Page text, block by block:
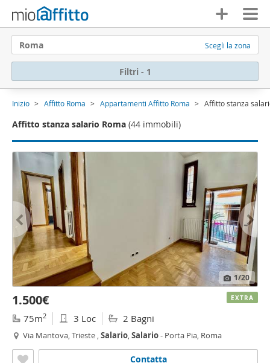
Roma Scegli la zona
Filtri - 1
Inizio Affitto Roma Appartamenti Affitto Roma Affitto stanza
Affitto stanza salario Roma (44 immobili)
1/20
1.500€
75m2 3 Loc 2 Bagni
Via Mantova, Trieste ,Salario,Salario- Porta Pia, Roma
Contatta
EXTRA